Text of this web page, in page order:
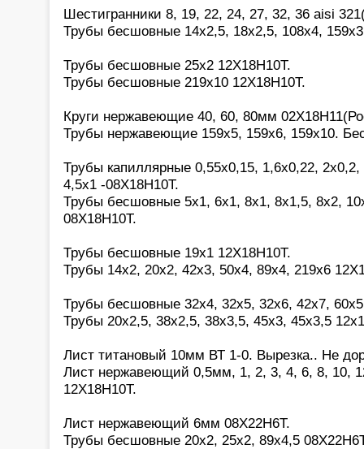
Шестигранники 8, 19, 22, 24, 27, 32, 36 aisi
Трубы бесшовные 14х2,5, 18х2,5, 108х4,
Трубы бесшовные 25х2 12Х18Н10Т.
Трубы бесшовные 219х10 12Х18Н10Т.
Круги нержавеющие 40, 60, 80мм
Трубы нержавеющие 159х5, 159х6, 159х10.
Трубы капиллярные 0,55х0,15, 1,6х0,22,
4,5х1 -08Х18Н10Т.
Трубы бесшовные 5х1, 6х1, 8х1, 8х1,5, 8х2,
08Х18Н10Т.
Трубы бесшовные 19х1 12Х18Н10Т.
Трубы 14х2, 20х2, 42х3, 50х4, 89х4, 219х6
Трубы бесшовные 32х4, 32х5, 32х6, 42х7,
Трубы 20х2,5, 38х2,5, 38х3,5, 45х3, 45х3,5
Лист титановый 10мм ВТ 1-0. Вырезка.. Не
Лист нержавеющий 0,5мм, 1, 2, 3, 4, 6, 8, 10,
12Х18Н10Т.
Лист нержавеющий 6мм 08Х22Н6Т.
Трубы бесшовные 20х2, 25х2, 89х4,5